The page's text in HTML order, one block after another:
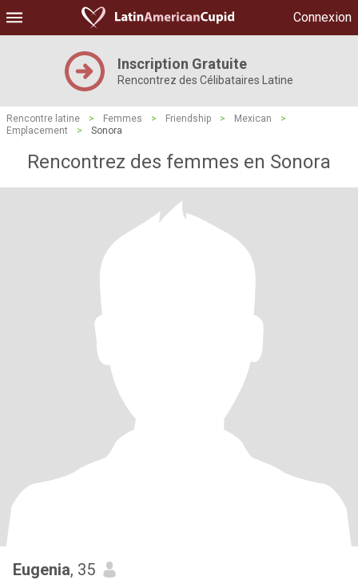
Connexion
Inscription Gratuite
Rencontrez des Célibataires Latine
Rencontre latine > Femmes > Friendship > Mexican
>
Emplacement
> Sonora
Rencontrez des femmes en Sonora
Eugenia, 35